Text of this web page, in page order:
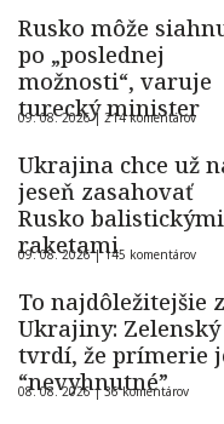
Rusko môže
po „poslednej
možnosti“, varuje
turecký minister
09. 08. 2026 | 214 komentárov
Ukrajina chce už
jeseň zasahovať
Rusko balistickými
raketami
09. 08. 2026 |145 komentárov
To najdôležitejšie z
Ukrajiny: Zelenský
tvrdí, že prímerie
“nevyhnutné”
08. 08. 2026 |36 komentárov